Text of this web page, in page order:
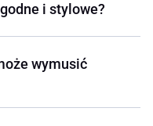
i stylowe?
wymusić